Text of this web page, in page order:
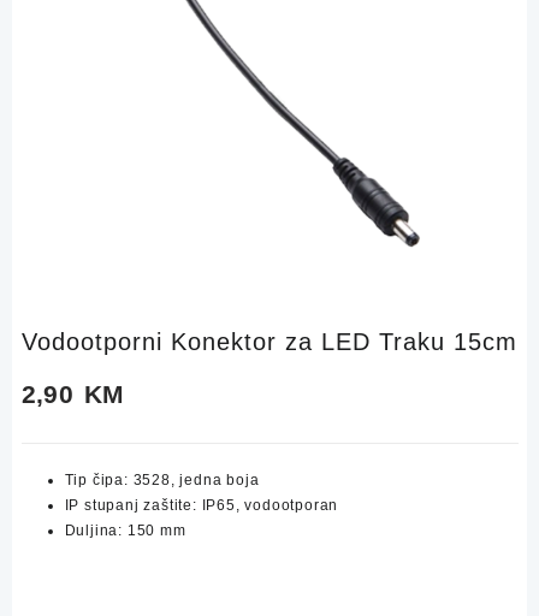
Vodootporni Konektor za LED Traku 15cm
2,90 KM
Tip čipa: 3528, jedna boja
IP stupanj zaštite: IP65, vodootporan
Duljina: 150 mm